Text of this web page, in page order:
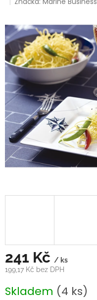
0,0
z
5
hvězdiček.
241 Kč / ks
199,17 Kč bez DPH
cena:
Skladem (4 ks)